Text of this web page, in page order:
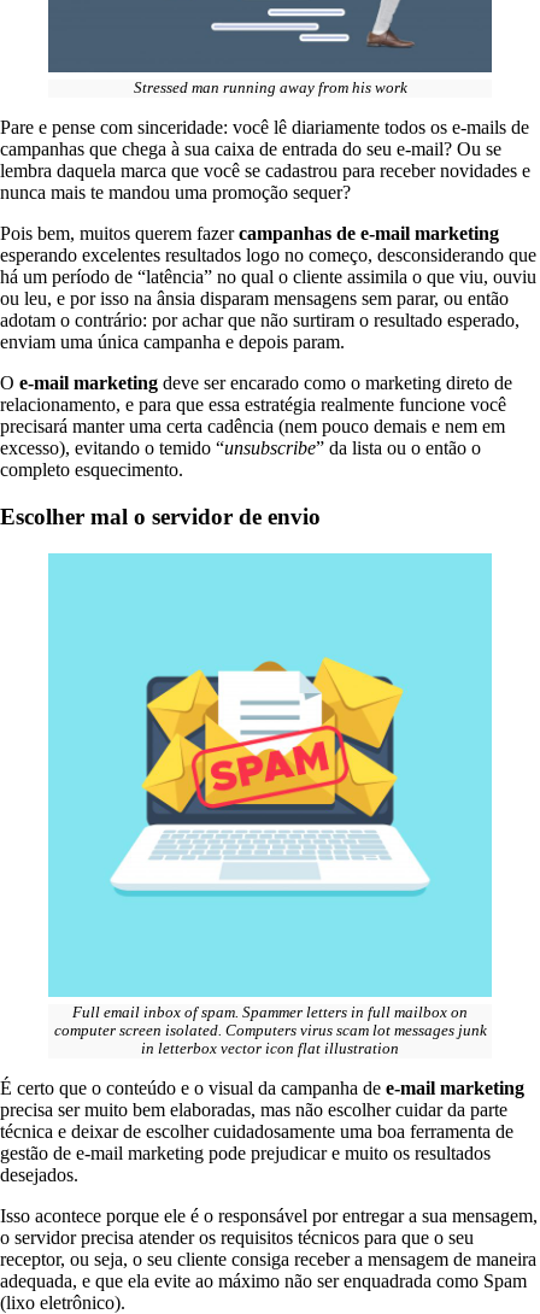
Stressed man running away from his work
Pare e pense com sinceridade: você lê diariamente todos os e-mails de
campanhas que chega à sua caixa de entrada do seu e-mail? Ou se
lembra daquela marca que você se cadastrou para receber novidades e
nunca mais te mandou uma promoção sequer?
Pois bem, muitos querem fazercampanhas de e-mail marketing
esperando excelentes resultados logo no começo, desconsiderando que
há um período de “latência” no qual o cliente assimila o que viu, ouviu
ou leu, e por isso na ânsia disparam mensagens sem parar, ou então
adotam o contrário: por achar que não surtiram o resultado esperado,
enviam uma única campanha e depois param.
O e-mail marketing deve ser encarado como o marketing direto de
relacionamento, e para que essa estratégia realmente funcione você
precisará manter uma certa cadência (nem pouco demais e nem em
excesso), evitando o temido “unsubscribe” da lista ou o então o
completo esquecimento.
Escolher mal o servidor de envio
Full email inbox of spam. Spammer letters in full mailbox on
computer screen isolated. Computers virus scam lot messages junk
in letterbox vector icon flat illustration
É certo que o conteúdo e o visual da campanha de e-mail marketing
precisa ser muito bem elaboradas, mas não escolher cuidar da parte
técnica e deixar de escolher cuidadosamente uma boa ferramenta de
gestão de e-mail marketing pode prejudicar e muito os resultados
desejados.
Isso acontece porque ele é o responsável por entregar a sua mensagem,
o servidor precisa atender os requisitos técnicos para que o seu
receptor, ou seja, o seu cliente consiga receber a mensagem de maneira
adequada, e que ela evite ao máximo não ser enquadrada como Spam
(lixo eletrônico).